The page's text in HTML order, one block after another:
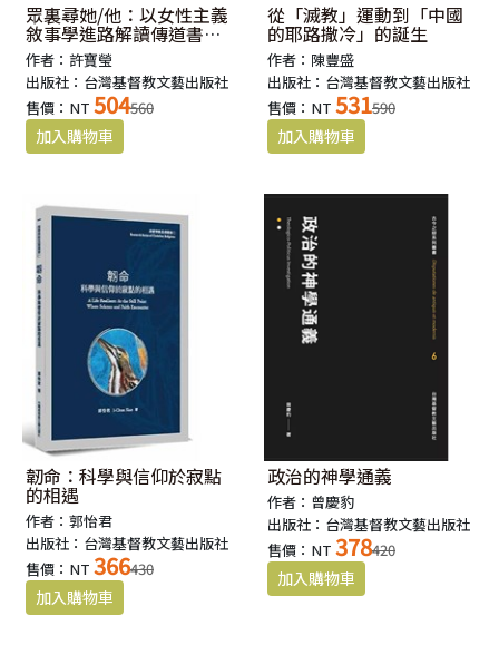
眾裏尋她/他：以女性主義
敘事學進路解讀傳道書七
章25至29節的性別對話
作者：許寶瑩
出版社：台灣基督教文藝出版社
售價：NT 504560
從「滅教」運動到「中國
的耶路撒冷」的誕生
作者：陳豐盛
出版社：台灣基督教文藝出版社
售價：NT 531590
韌命：科學與信仰於寂點
的相遇
作者：郭怡君
出版社：台灣基督教文藝出版社
售價：NT 366430
政治的神學通義
作者：曾慶豹
出版社：台灣基督教文藝出版社
售價：NT 378420